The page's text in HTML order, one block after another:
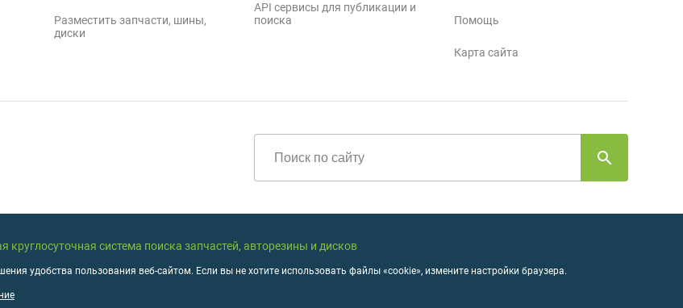
Разместить запчасти, шины,
диски
API сервисы для публикации и
поиска
Помощь
Карта сайта
система поиска запчастей, авторезины и дисков
удобства пользования веб-сайтом. Если вы не хотите использовать файлы «cookie», измените настройки браузера.